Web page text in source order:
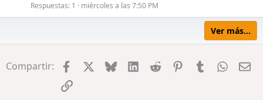
Respuestas 1 miércoles a las 7:50 PM
Ver más...
Compartir: FacebookBlueskyLinkedIn
Reddit Pinterest
Tumblr
Enlace